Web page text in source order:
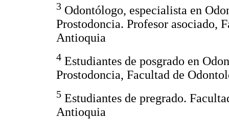
3 Odontólogo, especialista en
Prostodoncia. Profesor asociado,
Antioquia
4 Estudiantes de posgrado en
Prostodoncia, Facultad de
5 Estudiantes de pregrado.
Antioquia